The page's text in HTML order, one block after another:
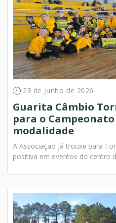
23 de junho de 2026
Guarita Câmbio
para o
modalidade
A Associação já trouxe para
positiva em eventos do centro